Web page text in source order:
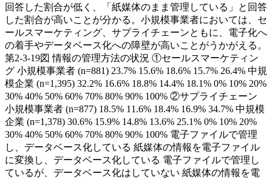
回答した割合が低く、「紙媒体のまま管理している」と回答
した割合が高いことが分かる。小規模事業者においては、セ
ールスマーケティング、サプライチェーンともに、電子化へ
の着手やデータベース化への障壁が高いことがうかがえる。
第2-3-19図 情報の管理方法の状況 ①セールスマーケティン
グ 小規模事業者 (n=881) 23.7% 15.6% 18.6% 15.7% 26.4% 中規
模企業 (n=1,395) 32.2% 16.6% 18.8% 14.4% 18.1% 0% 10% 20%
30% 40% 50% 60% 70% 80% 90% 100% ②サプライチェーン
小規模事業者 (n=877) 18.5% 11.6% 18.4% 16.9% 34.7% 中規模
企業 (n=1,378) 30.6% 15.9% 14.8% 13.6% 25.1% 0% 10% 20%
30% 40% 50% 60% 70% 80% 90% 100% 電子ファイルで管理
し、データベース化している 紙媒体の情報を電子ファイル
に変換し、データベース化している 電子ファイルで管理し
ているが、データベース化はしていない 紙媒体の情報を電